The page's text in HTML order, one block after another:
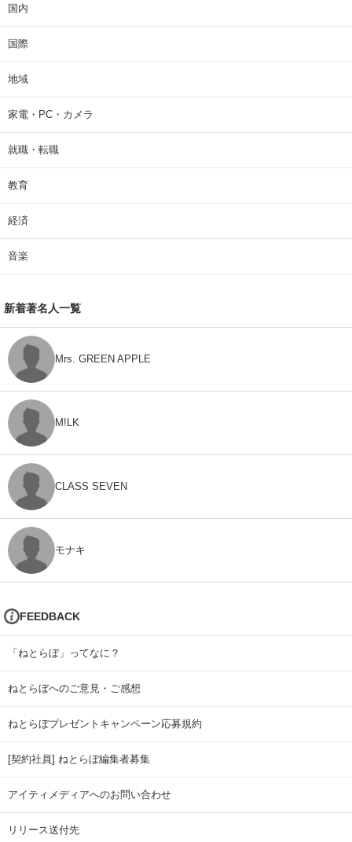
国内
国際
地域
家電・PC・カメラ
就職・転職
教育
経済
音楽
新着著名人一覧
Mrs. GREEN APPLE
M!LK
CLASS SEVEN
モナキ
FEEDBACK
「ねとらぼ」ってなに？
ねとらぼへのご意見・ご感想
ねとらぼプレゼントキャンペーン応募規約
[契約社員] ねとらぼ編集者募集
アイティメディアへのお問い合わせ
リリース送付先